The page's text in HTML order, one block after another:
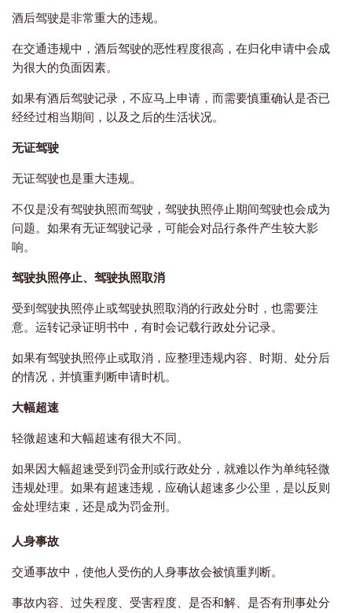
酒后驾驶是非常重大的违规。
在交通违规中，酒后驾驶的恶性程度很高，在归化申请中会成
为很大的负面因素。
如果有酒后驾驶记录，不应马上申请，而需要慎重确认是否已
经经过相当期间，以及之后的生活状况。
无证驾驶
无证驾驶也是重大违规。
不仅是没有驾驶执照而驾驶，驾驶执照停止期间驾驶也会成为
问题。如果有无证驾驶记录，可能会对品行条件产生较大影
响。
驾驶执照停止、驾驶执照取消
受到驾驶执照停止或驾驶执照取消的行政处分时，也需要注
意。运转记录证明书中，有时会记载行政处分记录。
如果有驾驶执照停止或取消，应整理违规内容、时期、处分后
的情况，并慎重判断申请时机。
大幅超速
轻微超速和大幅超速有很大不同。
如果因大幅超速受到罚金刑或行政处分，就难以作为单纯轻微
违规处理。如果有超速违规，应确认超速多少公里，是以反则
金处理结束，还是成为罚金刑。
人身事故
交通事故中，使他人受伤的人身事故会被慎重判断。
事故内容、过失程度、受害程度、是否和解、是否有刑事处分